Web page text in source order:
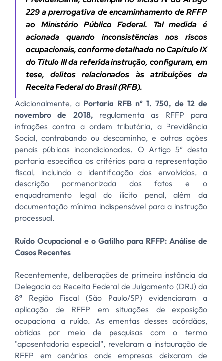
229 a prerrogativa de encaminhamento de RFFP
ao Ministério Público Federal. Tal medida é
acionada quando inconsistências nos riscos
ocupacionais, conforme detalhado no Capítulo IX
do Título III da referida instrução, configuram, em
tese, delitos relacionados às atribuições da
Receita Federal do Brasil (RFB).
Adicionalmente, a Portaria RFB nº 1. 750, de 12 de
novembro de 2018,regulamenta as RFFP para
infrações contra a ordem tributária, a Previdência
Social, contrabando ou descaminho, e outras ações
penais públicas incondicionadas. O Artigo 5º desta
portaria especifica os critérios para a representação
fiscal, incluindo a identificação dos envolvidos, a
descrição pormenorizada dos fatos e o
enquadramento legal do ilícito penal, além da
documentação mínima indispensável para a instrução
processual.
Ruído Ocupacional e o Gatilho para RFFP: Análise de
Casos Recentes
Recentemente, deliberações de primeira instância da
Delegacia da Receita Federal de Julgamento (DRJ) da
8ª Região Fiscal (São Paulo/SP) evidenciaram a
aplicação de RFFP em situações de exposição
ocupacional a ruído. As ementas desses acórdãos,
obtidas por meio de pesquisas com o termo
"aposentadoria especial", revelaram a instauração de
RFFP em cenários onde empresas deixaram de